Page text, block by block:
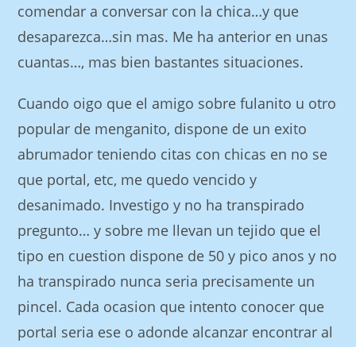
comendar a conversar con la chica…y que
desaparezca…sin mas. Me ha anterior en unas
cuantas…, mas bien bastantes situaciones.
Cuando oigo que el amigo sobre fulanito u otro
popular de menganito, dispone de un exito
abrumador teniendo citas con chicas en no se
que portal, etc, me quedo vencido y
desanimado. Investigo y no ha transpirado
pregunto… y sobre me llevan un tejido que el
tipo en cuestion dispone de 50 y pico anos y no
ha transpirado nunca seri­a precisamente un
pincel. Cada ocasion que intento conocer que
portal seri­a ese o adonde alcanzar encontrar al